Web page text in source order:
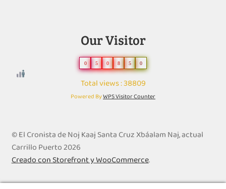
Our Visitor
0 5 0 8 5 0
Total views : 38809
Powered ByWPS Visitor Counter
© El Cronista de Noj Kaaj Santa Cruz Xbáalam Naj, actual
Carrillo Puerto 2026
Creado con Storefront y WooCommerce.